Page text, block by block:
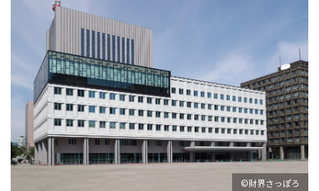
©財界さっぽろ